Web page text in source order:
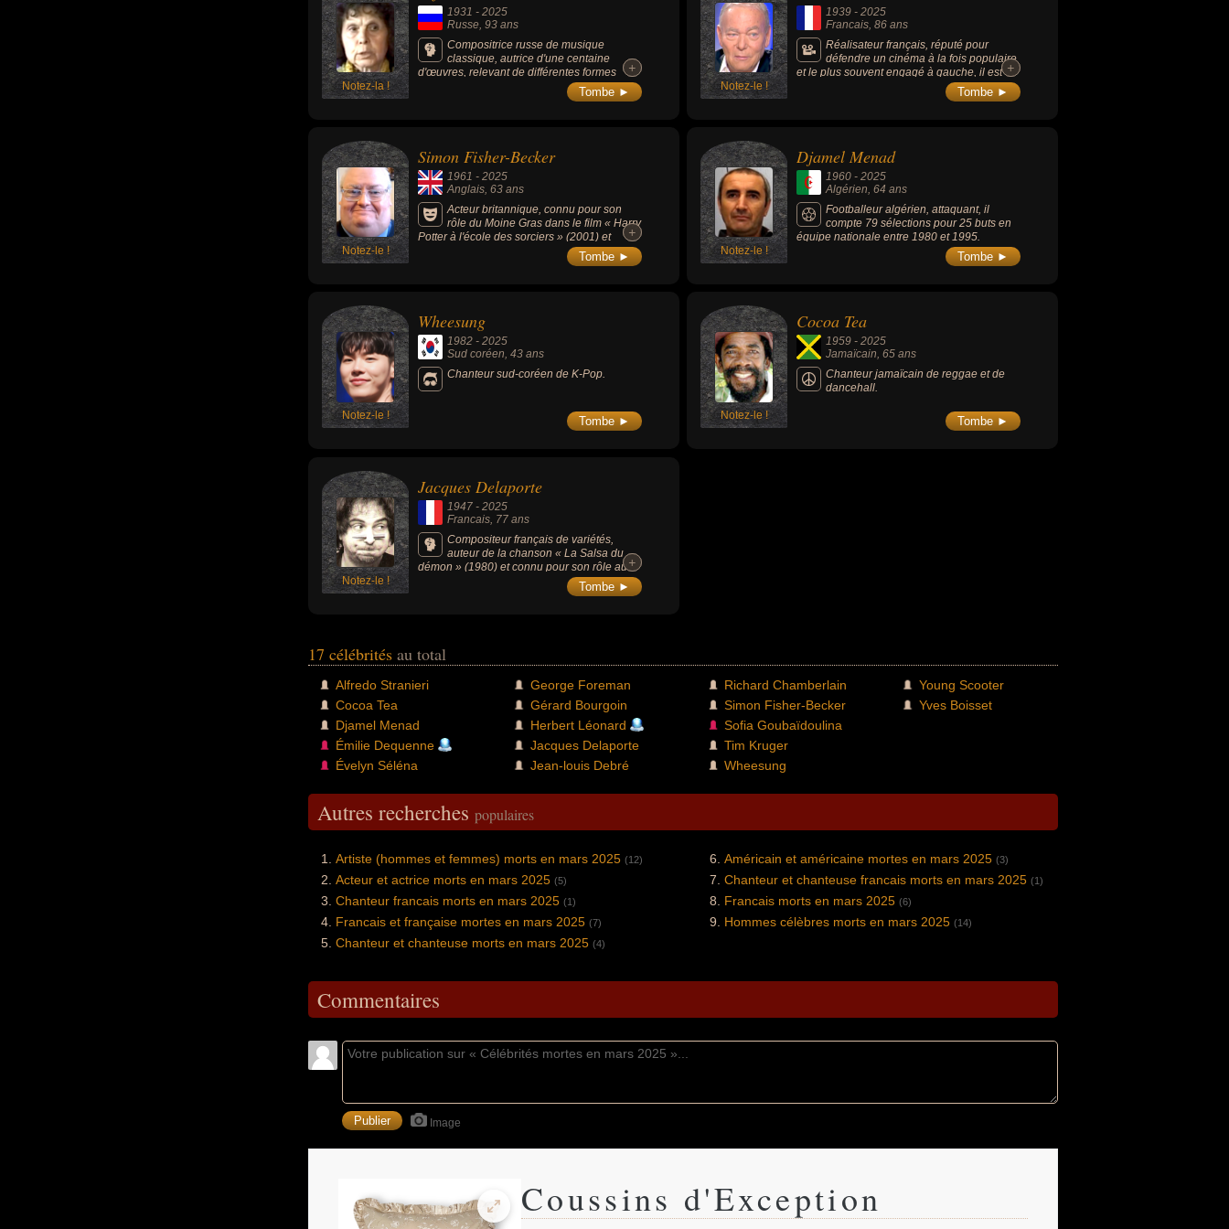
l'International Boxing Hall of Fame, il est
considéré comme un des plus puissants
punchers de l'histoire.
Notez-la !
1931 - 2025
Russe, 93 ans
Compositrice russe de musique
classique, autrice d'une centaine
d'œuvres, relevant de différentes formes
musicales : la symphonie, le concerto, la
musique de chambre, les œuvres pour la
+
+
Tombe ► Notez-le !
1939 -2025
Francais, 86 ans
Réalisateur français, réputé pour
défendre un cinéma à la fois populaire
et le plus souvent engagé à gauche, il est
connu pour ses films "R.A.S." (1973, guerre,
avec Jacques Weber), "Dupont Lajoie"
comédie, avec Charlotte Rampling), "Le Prix
du danger" (1983, anticipation, avec Gérard
Lanvin).
+
+
Tombe ►
Notez-le !
Simon Fisher-Becker
1961 - 2025
Anglais, 63 ans
Acteur britannique, connu pour son
rôle du Moine Gras dans le film « Harry
Potter à l'école des sorciers » (2001) et
Dorium Maldovar dans la série « Doctor Who
+
+
Tombe ► Notez-le !
Djamel Menad
1960 -2025
Algérien, 64 ans
Footballeur algérien, attaquant, il
compte 79 sélections pour 25 buts en
équipe nationale entre 1980 et 1995.
Tombe ►
Notez-le !
Wheesung
1982 - 2025
Sud coréen, 43 ans
Chanteur sud-coréen de K-Pop.
Tombe ► Notez-le !
Cocoa Tea
1959 -2025
Jamaïcain, 65 ans
Chanteur jamaïcain de reggae et de
dancehall.
Tombe ►
Notez-le !
Jacques Delaporte
1947 - 2025
Francais , 77 ans
Compositeur français de variétés,
auteur de la chanson « La Salsa du
démon » (1980) et connu pour son rôle au
sein du Grand Orchestre du Splendid
(formation musicale fondée en 1977).
+
+
Tombe ►
17 célébrités au total
Alfredo Stranieri
Cocoa Tea
Djamel Menad
Émilie Dequenne
Évelyn Séléna
George Foreman
Gérard Bourgoin
Herbert Léonard
Jacques Delaporte
Jean-louis Debré
Richard Chamberlain
Simon Fisher-Becker
Sofia Goubaïdoulina
Tim Kruger
Wheesung
Young Scooter
Yves Boisset
Autres recherches populaires
Artiste (hommes et femmes) morts en mars 2025 (12)
Acteur et actrice morts en mars 2025 (5)
Chanteur francais morts en mars 2025 (1)
Francais et française mortes en mars 2025 (7)
Chanteur et chanteuse morts en mars 2025 (4)
Américain et américaine mortes en mars 2025 (3)
Chanteur et chanteuse francais morts en mars 2025 (1)
Francais morts en mars 2025 (6)
Hommes célèbres morts en mars 2025 (14)
Commentaires
Image
Coussins d'Exception